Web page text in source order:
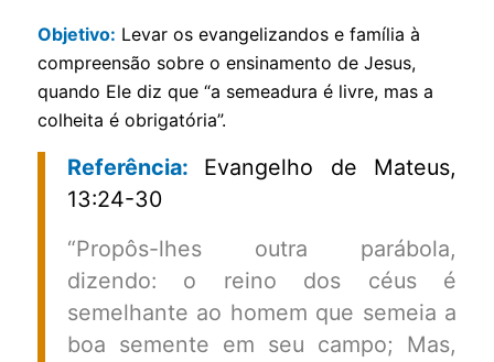
Objetivo: Levar os evangelizandos e família à
compreensão sobre o ensinamento de Jesus,
quando Ele diz que “a semeadura é livre, mas a
colheita é obrigatória”.
Referência: Evangelho de Mateus,
13:24-30
“Propôs-lhes outra parábola,
dizendo: o reino dos céus é
semelhante ao homem que semeia a
boa semente em seu campo; Mas,